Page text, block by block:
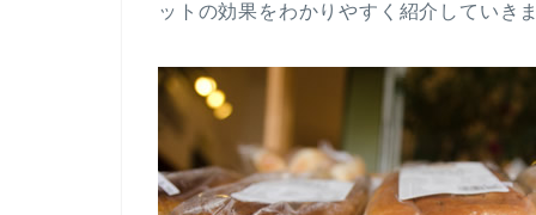
ットの効果をわかりやすく紹介していき